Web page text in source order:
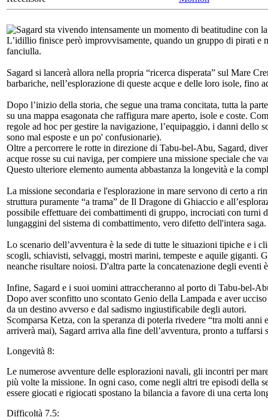
Sagard sta vivendo intensamente un momento di beatitudine con
L’idillio finisce però improvvisamente, quando un gruppo di pirati
fanciulla.
Sagard si lancerà allora nella propria “ricerca disperata” sul Mare
barbariche, nell’esplorazione di queste acque e delle loro isole, fino
Dopo l’inizio della storia, che segue una trama concitata, tutta la
su una mappa esagonata che raffigura mare aperto, isole e coste.
regole ad hoc per gestire la navigazione, l’equipaggio, i danni dello
sono mal esposte e un po' confusionarie).
Oltre a percorrere le rotte in direzione di Tabu-bel-Abu, Sagard,
acque rosse su cui naviga, per compiere una missione speciale che
Questo ulteriore elemento aumenta abbastanza la longevità e la
La missione secondaria e l'esplorazione in mare servono di certo a
struttura puramente “a trama” de Il Dragone di Ghiaccio e
possibile effettuare dei combattimenti di gruppo, incrociati con turni
lungaggini del sistema di combattimento, vero difetto dell'intera saga.
Lo scenario dell’avventura è la sede di tutte le situazioni tipiche e i
scogli, schiavisti, selvaggi, mostri marini, tempeste e aquile giganti.
neanche risultare noiosi. D'altra parte la concatenazione degli
Infine, Sagard e i suoi uomini attraccheranno al porto di Tabu-bel-
Dopo aver sconfitto uno scontato Genio della Lampada e aver
da un destino avverso e dal sadismo ingiustificabile degli autori.
Scomparsa Ketza, con la speranza di poterla rivedere “tra molti
arriverà mai), Sagard arriva alla fine dell’avventura, pronto a
Longevità 8:
Le numerose avventure delle esplorazioni navali, gli incontri per
più volte la missione. In ogni caso, come negli altri tre episodi della
essere giocati e rigiocati spostano la bilancia a favore di una certa
Difficoltà 7.5: